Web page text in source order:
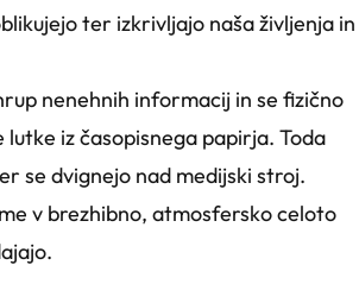
ter izkrivljajo naša življenja in
nenehnih informacij in se fizično
iz časopisnega papirja. Toda
se dvignejo nad medijski stroj.
v brezhibno, atmosfersko celoto